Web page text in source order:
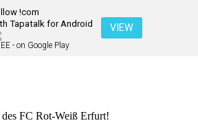
!com
Tapatalk for Android
- on Google Play
VIEW
FC Rot-Weiß Erfurt!